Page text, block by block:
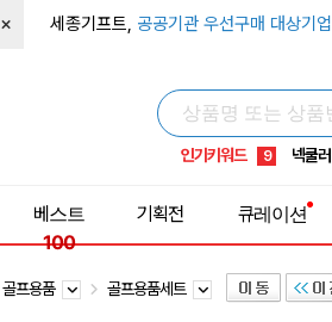
× 세종기프트, 공공기관 우선구매 대상기업
인기키워드
5 키캡
8 쿨토시
9 넥쿨러
1 선풍기
베스트
100
기획전 큐레이션
골프용품 골프용품세트